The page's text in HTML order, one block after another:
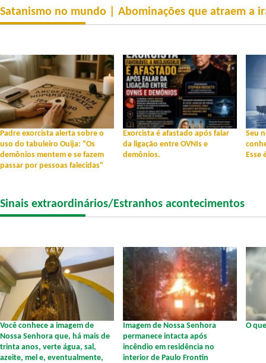
Satanismo no mundo | Abominações que atraem a
Padre exorcista alerta sobre o
uso do tabuleiro Ouija: "Os
demônios mentem e se fazem
passar por pessoas falecidas"
Exorcista é afastado após falar
da ligação entre OVNIs e
demônios.
Seu
Esse
Sinais extraordinários/Estranhos acontecimentos
Você conhece a imagem de
Nossa Senhora que, há mais de
trinta anos, verte água, sal,
azeite, mel e, eventualmente,
Imagem de Nossa Senhora
permanece intacta após
incêndio em residência no
interior de Paulo Frontin
O